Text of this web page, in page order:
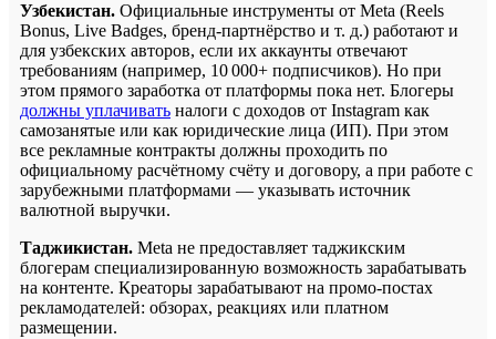
Узбекистан. Официальные инструменты от Meta (Reels
Bonus, Live Badges, бренд-партнёрство и т. д.) работают и
для узбекских авторов, если их аккаунты отвечают
требованиям (например, 10 000+ подписчиков). Но при
этом прямого заработка от платформы пока нет. Блогеры
должны уплачивать налоги с доходов от Instagram как
самозанятые или как юридические лица (ИП). При этом
все рекламные контракты должны проходить по
официальному расчётному счёту и договору, а при работе с
зарубежными платформами — указывать источник
валютной выручки.
Таджикистан. Meta не предоставляет таджикским
блогерам специализированную возможность зарабатывать
на контенте. Креаторы зарабатывают на промо-постах
рекламодателей: обзорах, реакциях или платном
размещении.